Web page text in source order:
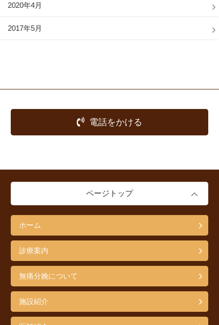
2020年4月
2017年5月
電話をかける
ページトップ
ホーム
診療案内
無痛分娩について
施設紹介